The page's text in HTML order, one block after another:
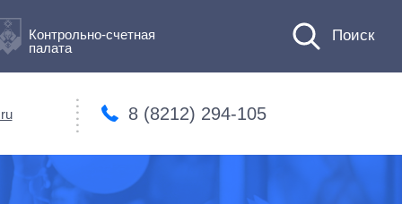
Контрольно-счетная
палата
8 (8212) 294-105